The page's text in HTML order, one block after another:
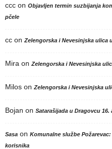
ccc on Objavljen termin suzbijanja
pčele
cc on Zelengorska i Nevesinjska ulica
Mira on Zelengorska i Nevesinjska
Milos on Zelengorska i Nevesinjska
Bojan on Satarašijada u Dragovcu 16.
Sasa on Komunalne službe
korisnika